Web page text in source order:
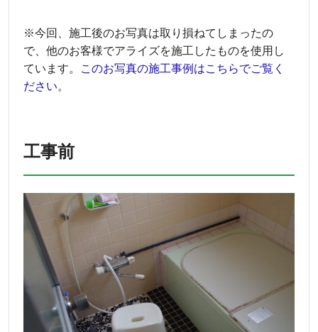
※今回、施工後のお写真は取り損ねてしまったの
で、他のお客様でアライズを施工したものを使用し
ています。
このお写真の施工事例はこちらでご覧く
ださい。
工事前